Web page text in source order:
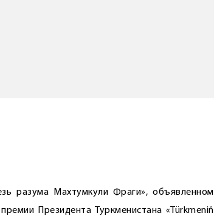
разума Махтумкули Фраги», объявленном
Президента Туркменистана «Türkmeniň